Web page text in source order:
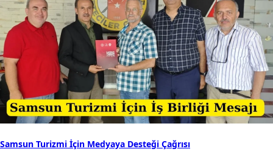
Samsun Turizmi İçin Medyaya Desteği Çağrısı